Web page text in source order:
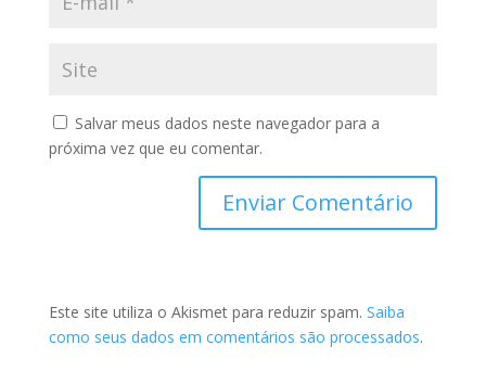
Salvar meus dados neste navegador para a
próxima vez que eu comentar.
Este site utiliza o Akismet para reduzir spam. Saiba
como seus dados em comentários são processados.